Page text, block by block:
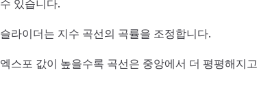
수 있습니다.
슬라이더는 지수 곡선의 곡률을 조정합니다.
엑스포 값이 높을수록 곡선은 중앙에서 더 평평해지